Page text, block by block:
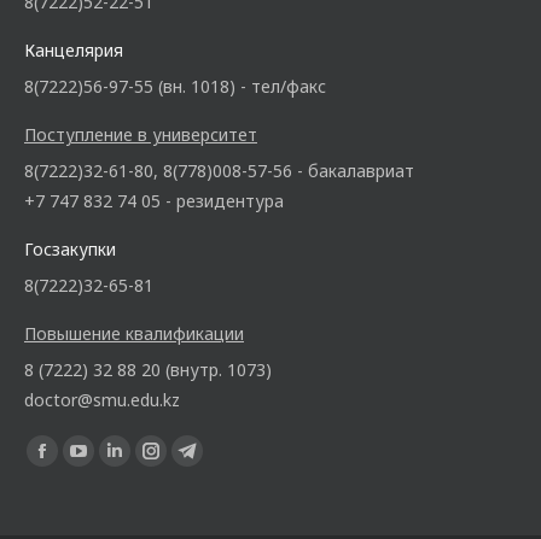
Канцелярия
8(7222)56-97-55 (вн. 1018) - тел/факс
Поступление в университет
8(7222)32-61-80, 8(778)008-57-56 - бакалавриат
+7 747 832 74 05 - резидентура
Госзакупки
8(7222)32-65-81
Повышение квалификации
8 (7222) 32 88 20 (внутр. 1073)
doctor@smu.edu.kz
Ищите нас: